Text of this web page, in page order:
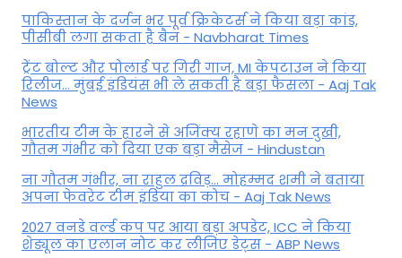
पाकिस्तान के दर्जन भर पूर्व क्रिकेटर्स ने किया बड़ा कांड,
पीसीबी लगा सकता है बैन - Navbharat Times
ट्रेंट बोल्ट और पोलार्ड पर गिरी गाज, MI केपटाउन ने किया
रिलीज... मुंबई इंडियंस भी ले सकती है बड़ा फैसला - Aaj Tak
News
भारतीय टीम के हारने से अजिंक्य रहाणे का मन दुखी,
गौतम गंभीर को दिया एक बड़ा मैसेज - Hindustan
ना गौतम गंभीर, ना राहुल द्रव‍िड़... मोहम्मद शमी ने बताया
अपना फेवरेट टीम इंड‍िया का कोच - Aaj Tak News
2027 वनडे वर्ल्ड कप पर आया बड़ा अपडेट, ICC ने किया
शेड्यूल का एलान नोट कर लीजिए डेट्स - ABP News